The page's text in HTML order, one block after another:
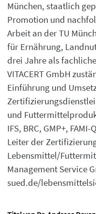
München, staatlich
Promotion und
Arbeit an der TU
für Ernährung,
drei Jahre als
VITACERT GmbH
Einführung und
und
IFS, BRC, GMP+, FAMI-
Leiter der
Lebensmittel/
Management Service
sued.de/